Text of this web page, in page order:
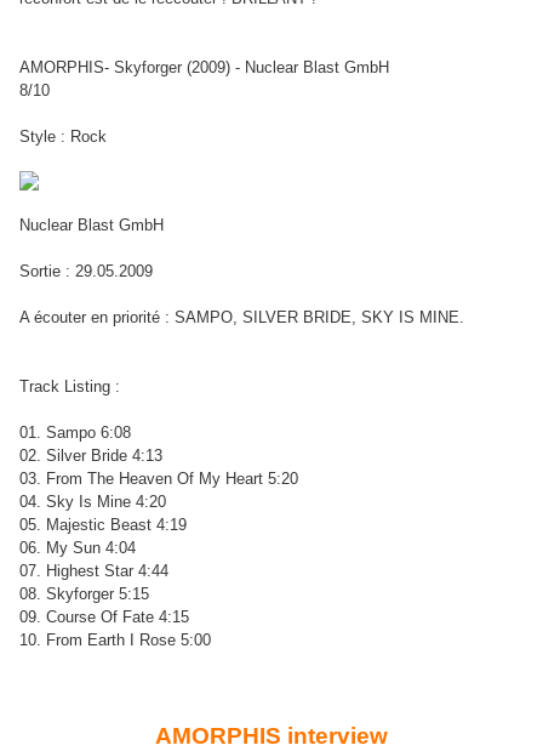
AMORPHIS- Skyforger (2009) - Nuclear Blast GmbH
8/10
Style : Rock
Nuclear Blast GmbH
Sortie : 29.05.2009
A écouter en priorité : SAMPO, SILVER BRIDE, SKY IS MINE.
Track Listing :
01. Sampo 6:08
02. Silver Bride 4:13
03. From The Heaven Of My Heart 5:20
04. Sky Is Mine 4:20
05. Majestic Beast 4:19
06. My Sun 4:04
07. Highest Star 4:44
08. Skyforger 5:15
09. Course Of Fate 4:15
10. From Earth I Rose 5:00
AMORPHIS interview